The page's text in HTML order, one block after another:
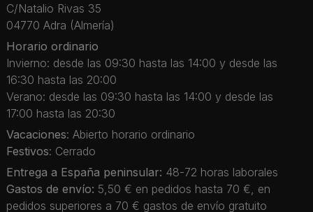
C/Natalio Rivas 35
04770 Adra (Almería)
Horario ordinario
Invierno: desde las 09:30 hasta las 14:00 y desde las
16:30 hasta las 20:00
Verano: desde las 09:30 hasta las 14:00 y desde las
17:00 hasta las 20:30
Vacaciones: Abierto horario ordinario
Festivos: Cerrado
Entrega a España peninsular: 48-72 horas laborales
Gastos de envío: 5,50 € en pedidos hasta 70 €, en
pedidos superiores a 70 € gastos de envío gratuito